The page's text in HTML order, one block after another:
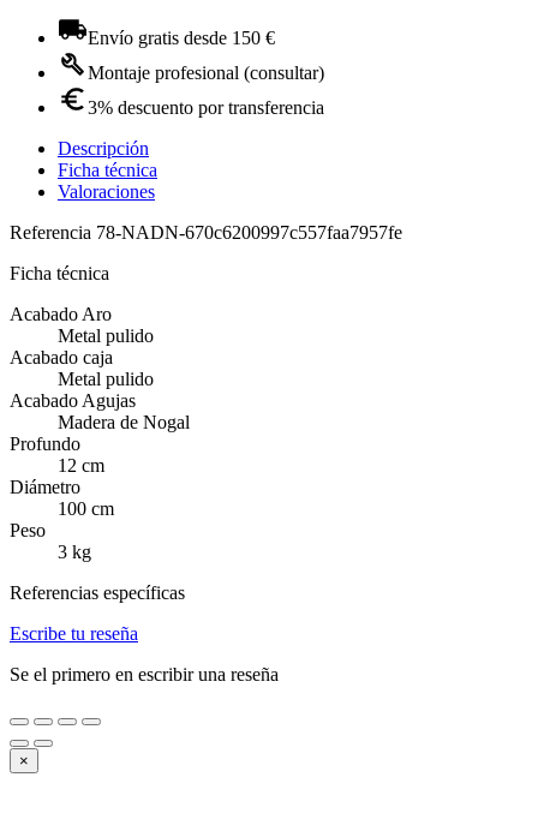
Envío gratis desde 150 €
Montaje profesional (consultar)
3% descuento por transferencia
Descripción
Ficha técnica
Valoraciones
Referencia 78-NADN-670c6200997c557faa7957fe
Ficha técnica
Acabado Aro
Metal pulido
Acabado caja
Metal pulido
Acabado Agujas
Madera de Nogal
Profundo
12 cm
Diámetro
100 cm
Peso
3 kg
Referencias específicas
Escribe tu reseña
Se el primero en escribir una reseña
×